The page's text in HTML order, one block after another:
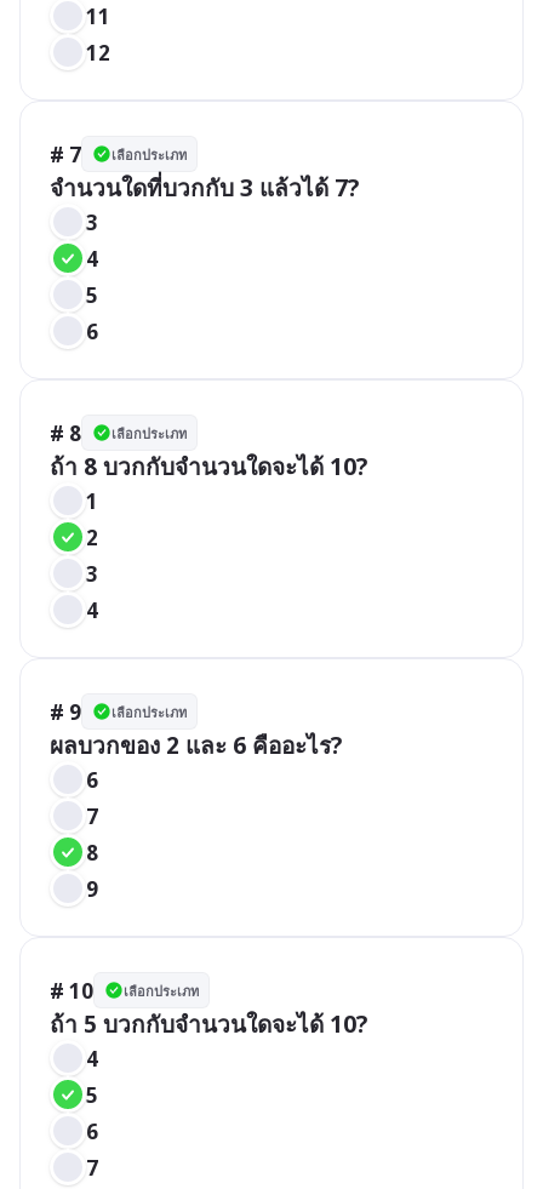
11
12
# 7 เลือกประเภท
จำนวนใดที่บวกกับ 3 แล้วได้ 7?
3
4
5
6
# 8 เลือกประเภท
ถ้า 8 บวกกับจำนวนใดจะได้ 10?
1
2
3
4
# 9 เลือกประเภท
ผลบวกของ 2 และ 6 คืออะไร?
6
7
8
9
# 10 เลือกประเภท
ถ้า 5 บวกกับจำนวนใดจะได้ 10?
4
5
6
7